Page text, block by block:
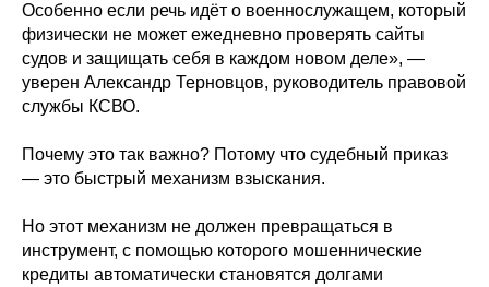
Особенно если речь идёт о военнослужащем, который
физически не может ежедневно проверять сайты
судов и защищать себя в каждом новом деле», —
уверен Александр Терновцов, руководитель правовой
службы КСВО.
Почему это так важно? Потому что судебный приказ
— это быстрый механизм взыскания.
Но этот механизм не должен превращаться в
инструмент, с помощью которого мошеннические
кредиты автоматически становятся долгами